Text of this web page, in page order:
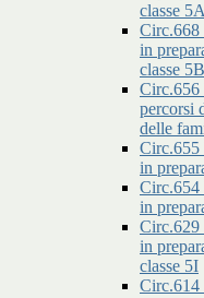
classe 5A
in
classe 5B
percorsi
delle
in
in
in
classe 5I
Circ.614